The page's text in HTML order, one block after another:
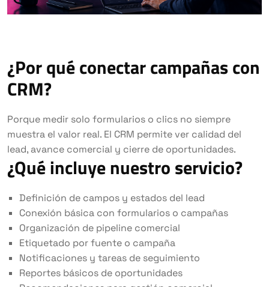
¿Por qué conectar campañas con
CRM?
Porque medir solo formularios o clics no siempre
muestra el valor real. El CRM permite ver calidad del
lead, avance comercial y cierre de oportunidades.
¿Qué incluye nuestro servicio?
Definición de campos y estados del lead
Conexión básica con formularios o campañas
Organización de pipeline comercial
Etiquetado por fuente o campaña
Notificaciones y tareas de seguimiento
Reportes básicos de oportunidades